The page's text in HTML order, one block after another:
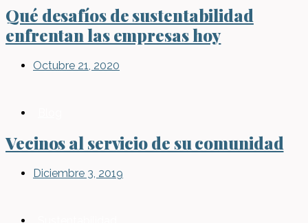
Qué desafíos de sustentabilidad
enfrentan las empresas hoy
Octubre 21, 2020
Vecinos al servicio de su comunidad
Diciembre 3, 2019